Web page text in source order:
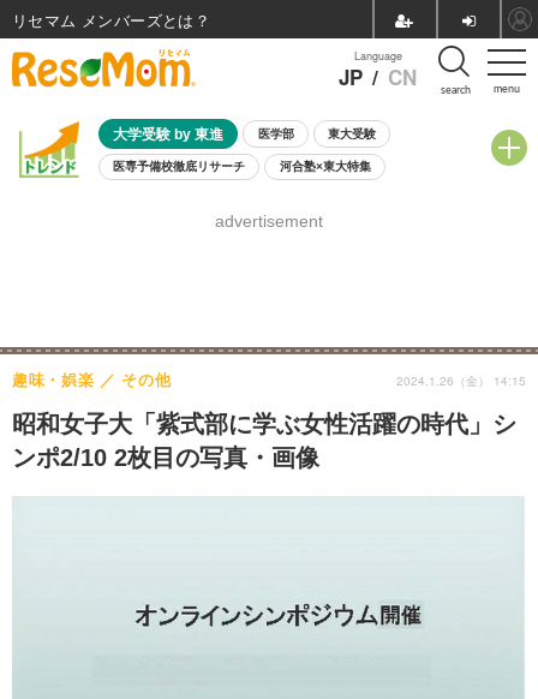
menu
Language
JP / CN search
大学受験 by 東進 医学部 東大受験
医専予備校徹底リサーチ 河合塾×東大特集
8月開催学校説明会・相談会
advertisement
昭和女子大「紫式部に学ぶ女性活躍の時代」シ
ンポ2/10 2枚目の写真・画像
趣味・娯楽 その他 2024.1.26（金） 14:15
リセマム メンバーズ